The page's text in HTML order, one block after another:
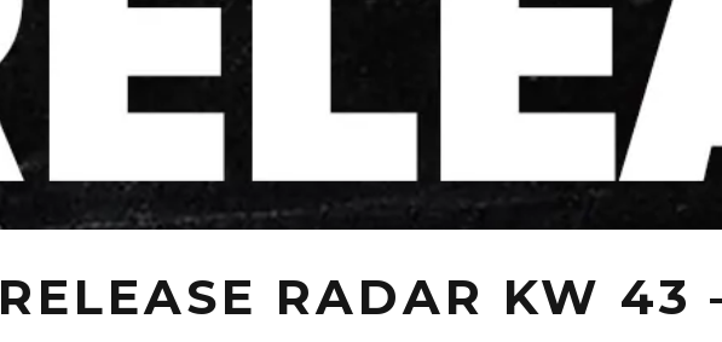
RELEASE RADAR KW 43